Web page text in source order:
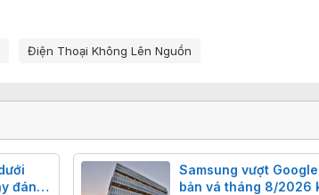
Điện Thoại Không Lên Nguồn
đáng
Samsung vượt
bản vá tháng 8/2026